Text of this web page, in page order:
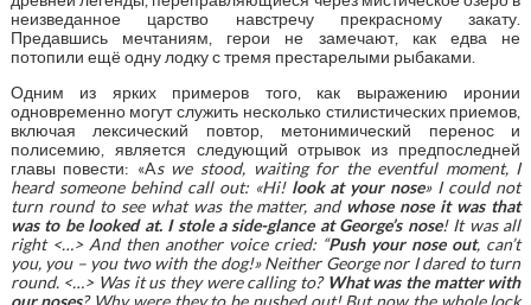
неизведанное царство навстречу прекрасному закату.
Предавшись мечтаниям, герои не замечают, как едва не
потопили ещё одну лодку с тремя престарелыми рыбаками.
Одним из ярких примеров того, как выражению иронии
одновременно могут служить несколько стилистических приемов,
включая лексический повтор, метонимический перенос и
полисемию, является следующий отрывок из предпоследней
главы повести: «As we stood, waiting for the eventful moment, I
heard someone behind call out: «Hi!look at your nose» I could not
turn round to see what was the matter, and whose nose it was that
was to be looked at. I stole a side-glance at George’s nose! It was all
right <…> And then another voice cried: “Push your nose out, can’t
you, you – you two with the dog!» Neither George nor I dared to turn
round. <…> Was it us they were calling to? What was the matter with
our noses? Why were they to be pushed out! But now the whole lock